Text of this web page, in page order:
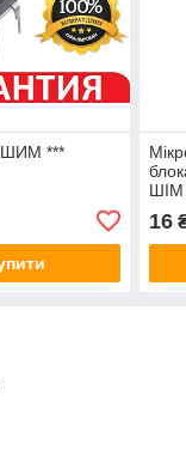
ШИМ ***
ШІМ
16